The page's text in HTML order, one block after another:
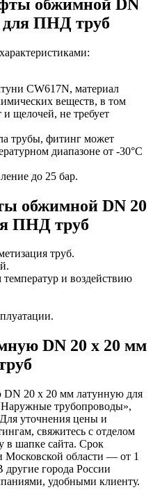
обжимной DN
для ПНД труб
CW617N, материал
веществ, в том
и щелочей, не требует
трубы, фитинг может
диапазоне от -30°С
до 25 бар.
обжимной DN 20
ПНД труб
труб.
температур и воздействию
DN 20 х 20 мм
20 х 20 мм латунную для
трубопроводы»,
уточнения цены и
свяжитесь с отделом
в шапке сайта. Срок
Московской области — от 1
другие города России
удобными клиенту.